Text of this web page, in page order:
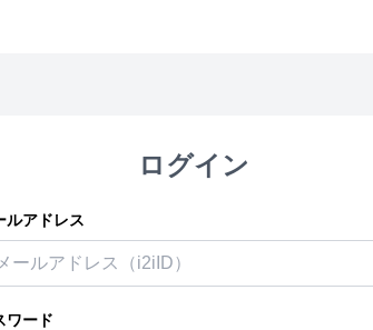
ログイン
ルアドレス
ワード